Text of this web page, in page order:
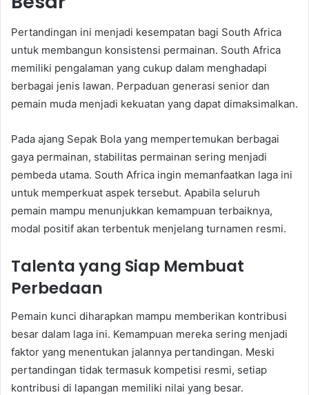
Pertandingan ini menjadi kesempatan bagi South Africa
untuk membangun konsistensi permainan. South Africa
memiliki pengalaman yang cukup dalam menghadapi
berbagai jenis lawan. Perpaduan generasi senior dan
pemain muda menjadi kekuatan yang dapat dimaksimalkan.
Pada ajang Sepak Bola yang mempertemukan berbagai
gaya permainan, stabilitas permainan sering menjadi
pembeda utama. South Africa ingin memanfaatkan laga ini
untuk memperkuat aspek tersebut. Apabila seluruh
pemain mampu menunjukkan kemampuan terbaiknya,
modal positif akan terbentuk menjelang turnamen resmi.
Talenta yang Siap Membuat
Perbedaan
Pemain kunci diharapkan mampu memberikan kontribusi
besar dalam laga ini. Kemampuan mereka sering menjadi
faktor yang menentukan jalannya pertandingan. Meski
pertandingan tidak termasuk kompetisi resmi, setiap
kontribusi di lapangan memiliki nilai yang besar.